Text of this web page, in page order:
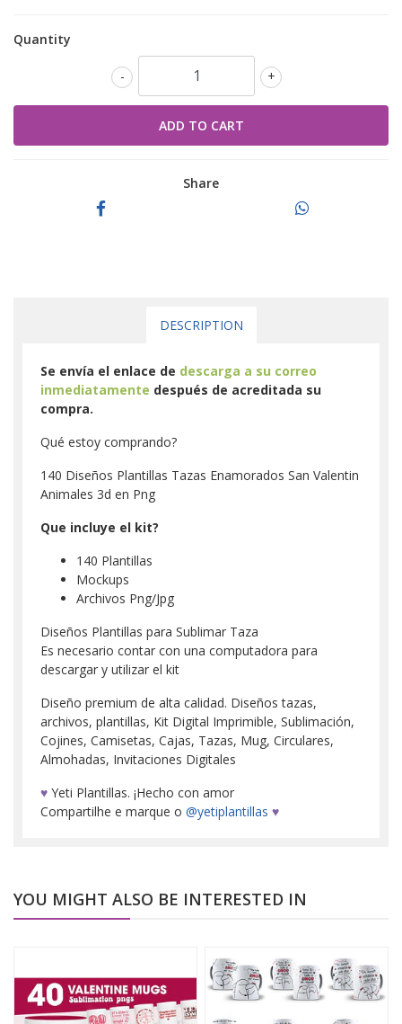
Quantity
+
-
Share
DESCRIPTION
Se envía el enlace de descarga a su correo
inmediatamente después de acreditada su
compra.
Qué estoy comprando?
140 Diseños Plantillas Tazas Enamorados San Valentin
Animales 3d en Png
Que incluye el kit?
140 Plantillas
Mockups
Archivos Png/Jpg
Diseños Plantillas para Sublimar Taza
Es necesario contar con una computadora para
descargar y utilizar el kit
Diseño premium de alta calidad. Diseños tazas,
archivos, plantillas, Kit Digital Imprimible, Sublimación,
Cojines, Camisetas, Cajas, Tazas, Mug, Circulares,
Almohadas, Invitaciones Digitales
♥ Yeti Plantillas. ¡Hecho con amor
Compartilhe e marque o @yetiplantillas ♥
YOU MIGHT ALSO BE INTERESTED IN